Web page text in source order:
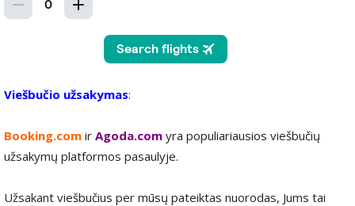
Viešbučio užsakymas:
Booking.com ir Agoda.com yra populiariausios viešbučių
užsakymų platformos pasaulyje.
Užsakant viešbučius per mūsų pateiktas nuorodas, Jums tai